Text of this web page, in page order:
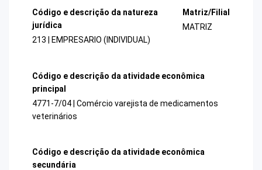
Código e descrição da natureza
jurídica
213 | EMPRESARIO (INDIVIDUAL)
Matriz/Filial
MATRIZ
Código e descrição da atividade econômica
principal
4771-7/04 | Comércio varejista de medicamentos
veterinários
Código e descrição da atividade econômica
secundária